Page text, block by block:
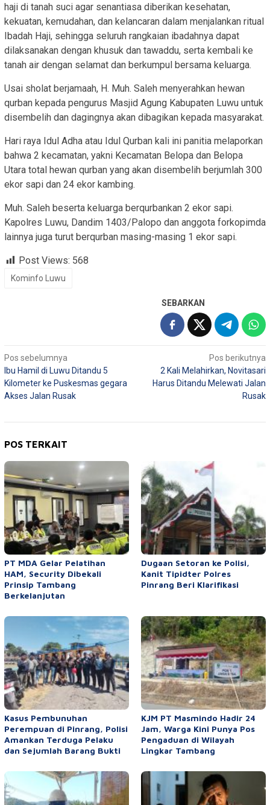
haji di tanah suci agar senantiasa diberikan kesehatan,
kekuatan, kemudahan, dan kelancaran dalam menjalankan ritual
Ibadah Haji, sehingga seluruh rangkaian ibadahnya dapat
dilaksanakan dengan khusuk dan tawaddu, serta kembali ke
tanah air dengan selamat dan berkumpul bersama keluarga.
Usai sholat berjamaah, H. Muh. Saleh menyerahkan hewan
qurban kepada pengurus Masjid Agung Kabupaten Luwu untuk
disembelih dan dagingnya akan dibagikan kepada masyarakat.
Hari raya Idul Adha atau Idul Qurban kali ini panitia melaporkan
bahwa 2 kecamatan, yakni Kecamatan Belopa dan Belopa
Utara total hewan qurban yang akan disembelih berjumlah 300
ekor sapi dan 24 ekor kambing.
Muh. Saleh beserta keluarga berqurbankan 2 ekor sapi.
Kapolres Luwu, Dandim 1403/Palopo dan anggota forkopimda
lainnya juga turut berqurban masing-masing 1 ekor sapi.
Post Views: 568
Kominfo Luwu
SEBARKAN
Navigasi
pos
Pos sebelumnya
Ibu Hamil di Luwu Ditandu 5
Kilometer ke Puskesmas gegara
Akses Jalan Rusak
Pos berikutnya
2 Kali Melahirkan, Novitasari
Harus Ditandu Melewati Jalan
Rusak
POS TERKAIT
PT MDA Gelar Pelatihan
HAM, Security Dibekali
Prinsip Tambang
Berkelanjutan
Dugaan Setoran ke Polisi,
Kanit Tipidter Polres
Pinrang Beri Klarifikasi
Kasus Pembunuhan
Perempuan di Pinrang, Polisi
Amankan Terduga Pelaku
dan Sejumlah Barang Bukti
KJM PT Masmindo Hadir 24
Jam, Warga Kini Punya Pos
Pengaduan di Wilayah
Lingkar Tambang